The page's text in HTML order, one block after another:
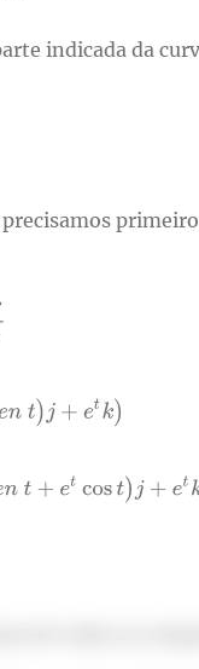
indicada da